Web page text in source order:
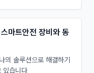
마트안전 장비와 동
의 솔루션으로 해결하기
있습니다